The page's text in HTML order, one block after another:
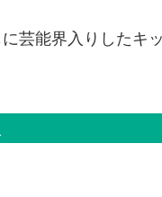
芸能界入りしたキ